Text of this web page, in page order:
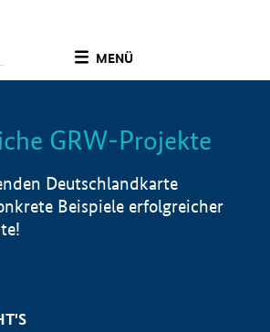
MENÜ
Info
GRW-Projekte
Deutschlandkarte
Beispiele erfolgreicher